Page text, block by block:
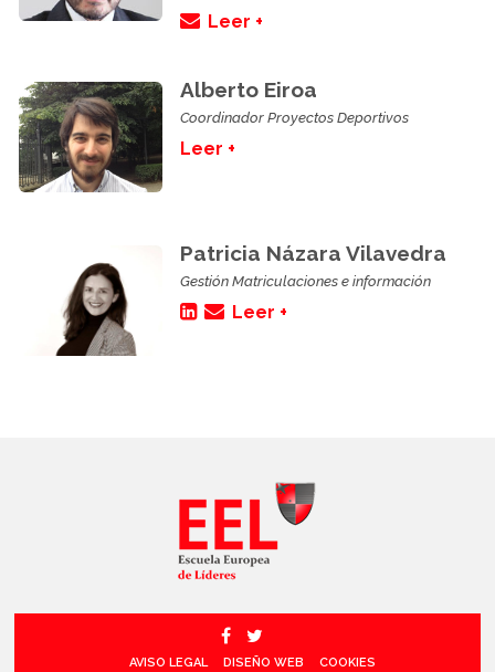
Leer +
Alberto Eiroa
Coordinador Proyectos Deportivos
Leer +
Patricia Názara Vilavedra
Gestión Matriculaciones e información
Leer +
AVISO LEGAL DISEÑO WEB COOKIES